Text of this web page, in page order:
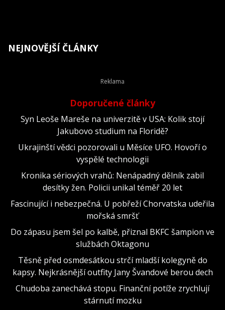
NEJNOVĚJŠÍ ČLÁNKY
Doporučené články
Syn Leoše Mareše na univerzitě v USA: Kolik stojí
Jakubovo studium na Floridě?
Ukrajinští vědci pozorovali u Měsíce UFO. Hovoří o
vyspělé technologii
Kronika sériových vrahů: Nenápadný dělník zabil
desítky žen. Policii unikal téměř 20 let
Fascinující i nebezpečná. U pobřeží Chorvatska udeřila
mořská smršť
Do zápasu jsem šel po kalbě, přiznal BKFC šampion ve
službách Oktagonu
Těsně před osmdesátkou strčí mladší kolegyně do
kapsy. Nejkrásnější outfity Jany Švandové berou dech
Chudoba zanechává stopu. Finanční potíže zrychlují
stárnutí mozku